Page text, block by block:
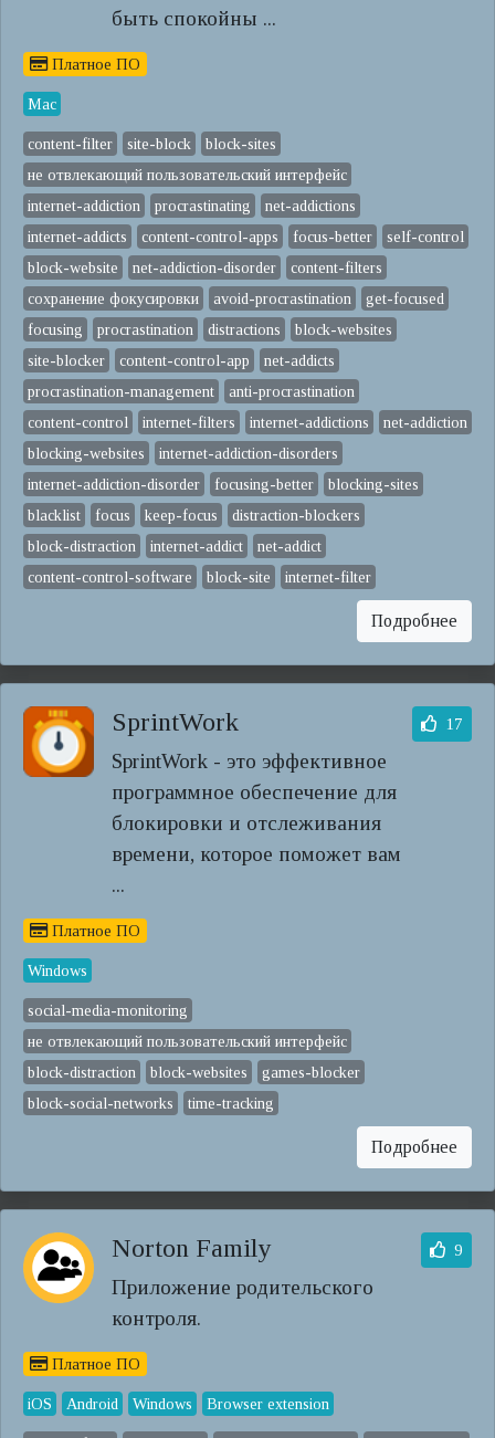
быть спокойны ...
Платное ПО
Mac
content-filter site-block
block-sites
не отвлекающий пользовательский интерфейс
internet-addiction
procrastinating
net-addictions
internet-addicts
content-control-apps focus-better
self-control
block-website
net-addiction-disorder
content-filters
сохранение фокусировки
avoid-procrastination
get-focused
focusing
procrastination distractions
block-websites
site-blocker
content-control-app
net-addicts
procrastination-management
anti-procrastination
content-control
internet-filters internet-addictions
net-addiction
blocking-websites
internet-addiction-disorders
internet-addiction-disorder
focusing-better
blocking-sites
blacklist
focus keep-focus
distraction-blockers
block-distraction
internet-addict
net-addict
content-control-software
block-site internet-filter
Подробнее
SprintWork
SprintWork - это эффективное
программное обеспечение для
блокировки и отслеживания
времени, которое поможет вам
...
17
Платное ПО
Windows
social-media-monitoring
не отвлекающий пользовательский интерфейс
block-distraction
block-websites
games-blocker
block-social-networks
time-tracking
Подробнее
Norton Family
Приложение родительского
контроля.
9
Платное ПО
iOS Android Windows Browser extension